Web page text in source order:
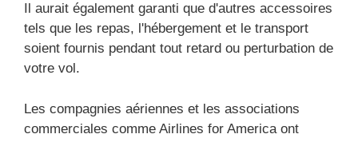
Il aurait également garanti que d'autres accessoires
tels que les repas, l'hébergement et le transport
soient fournis pendant tout retard ou perturbation de
votre vol.
Les compagnies aériennes et les associations
commerciales comme Airlines for America ont